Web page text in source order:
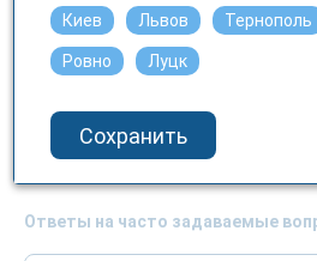
ЭЛЬФА
Ответы на часто задаваемые
Киев Львов Тернополь
Ровно Луцк
Сохранить